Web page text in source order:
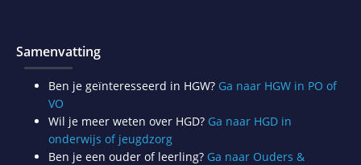
Samenvatting
Ben je geïnteresseerd in HGW? Ga naar HGW in PO of
VO
Wil je meer weten over HGD? Ga naar HGD in
onderwijs of jeugdzorg
Ben je een ouder of leerling? Ga naar Ouders &